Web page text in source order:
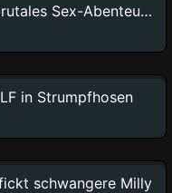
Tauche ein in brutales Sex-Abenteuer mit Zooskool – das reinste Schmutzparadies
in Strumpfhosen
schwangere Milly